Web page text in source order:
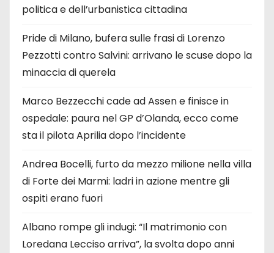
politica e dell’urbanistica cittadina
Pride di Milano, bufera sulle frasi di Lorenzo
Pezzotti contro Salvini: arrivano le scuse dopo la
minaccia di querela
Marco Bezzecchi cade ad Assen e finisce in
ospedale: paura nel GP d’Olanda, ecco come
sta il pilota Aprilia dopo l’incidente
Andrea Bocelli, furto da mezzo milione nella villa
di Forte dei Marmi: ladri in azione mentre gli
ospiti erano fuori
Albano rompe gli indugi: “Il matrimonio con
Loredana Lecciso arriva”, la svolta dopo anni